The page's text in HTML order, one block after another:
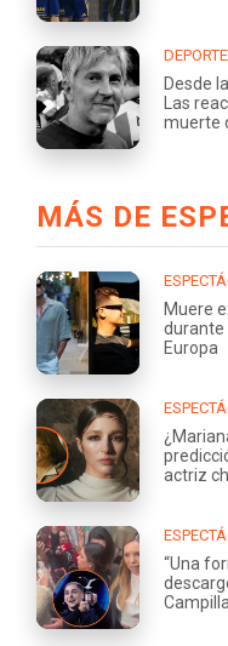
Desde
Las
muerte
MÁS DE
Muere
durante
Europa
actriz
“Una